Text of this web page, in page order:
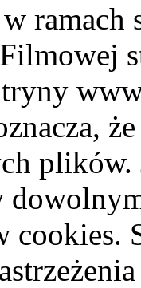
ramach
plików.
cookies.